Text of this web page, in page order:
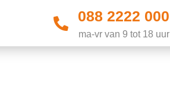
088 2222 000
ma-vr van 9 tot 18 uur